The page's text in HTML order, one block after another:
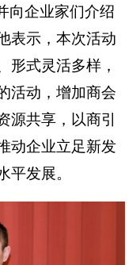
向企业家们介绍
表示，本次活动
形式灵活多样，
活动，增加商会
源共享，以商引
动企业立足新发
发展。